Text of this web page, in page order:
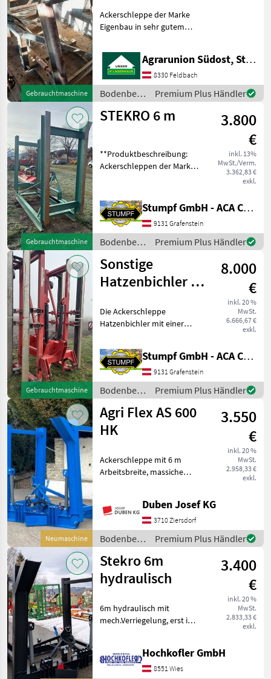
Gebrauchtmaschine
Ackerschleppe der Marke
Eigenbau in sehr gutem
Verkauf!! 3m Arbeitsbreite
hydraulische Klappung
(doppelwirkender Zylinder)
Doppelstahlträger f
Agrarunion Südost, Standort Gniebing
8330 Feldbach
Bodenbearbeitung
/ Sonstige
Premium Plus Händler
Gebrauchtmaschine
STEKRO 6 m
3.800
€
inkl. 13%
MwSt./Verm.
3.362,83 €
exkl.
**Produktbeschreibung:
Ackerschleppen der Marke
renommierten Marke
Stekro stehen für Qualität
und Zuverlässigkeit in der
landwirts
Stumpf GmbH - ACA Center Stumpf
9131 Grafenstein
Bodenbearbeitung
/ Stekro
Premium Plus Händler
Gebrauchtmaschine
Sonstige
Hatzenbichler 6
8.000
€
inkl. 20 %
MwSt.
6.666,67 €
exkl.
Die Ackerschleppe
Hatzenbichler mit einer
ist ein zuverlässiges und
vielseitiges Gerät der Marke
Sonstige, das sich ideal für
landwirtscha
Stumpf GmbH - ACA Center Stumpf
9131 Grafenstein
Bodenbearbeitung
/ Sonstige
Premium Plus Händler
Neumaschine
Agri Flex AS 600
HK
3.550
€
inkl. 20 %
MwSt.
2.958,33 €
exkl.
Ackerschleppe mit 6 m
Arbeitsbreite, massiche
hydraulische Klappung mit
zwei Zylindern und
Transportverriegelung.
Unser Ver
Duben Josef KG
3710 Ziersdorf
Bodenbearbeitung
/ Agri Flex
Premium Plus Händler
Stekro 6m
hydraulisch
3.400
€
inkl. 20 %
MwSt.
2.833,33 €
exkl.
6m hydraulisch mit
mech.Verriegelung, erst im
Hochkofler GmbH
8551 Wies